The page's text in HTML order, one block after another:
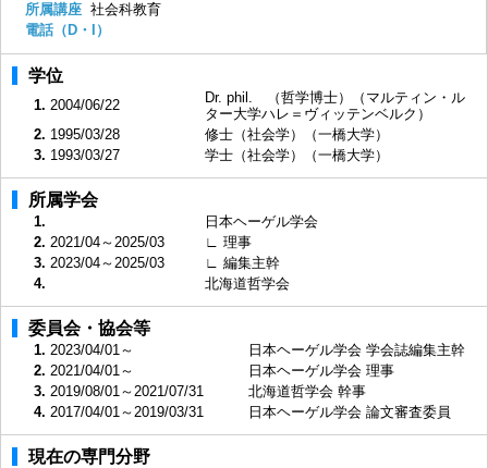
所属講座 社会科教育
電話（D・I）
学位
1. 2004/06/22
Dr. phil. （哲学博士）（マルティン・ル
ター大学ハレ＝ヴィッテンベルク）
2. 1995/03/28
修士（社会学）（一橋大学）
3. 1993/03/27 学士（社会学）（一橋大学）
所属学会
1.
日本ヘーゲル学会
2. 2021/04～2025/03
∟ 理事
3. 2023/04～2025/03
∟ 編集主幹
4.
北海道哲学会
委員会・協会等
1. 2023/04/01～
日本ヘーゲル学会 学会誌編集主幹
2. 2021/04/01～
日本ヘーゲル学会 理事
3. 2019/08/01～2021/07/31
北海道哲学会 幹事
4. 2017/04/01～2019/03/31 日本ヘーゲル学会 論文審査委員
現在の専門分野